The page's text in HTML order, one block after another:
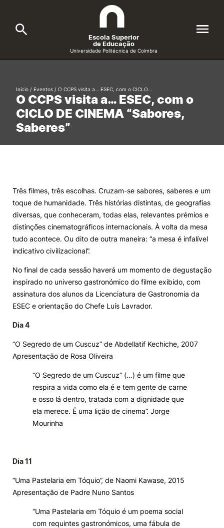
Cursos
Candidatos
Investigação e Projetos
Alunos
Knowledge Factory
Candidaturas
©2026 Instituto Politécnico de Coimbra. Todos os direitos reservados.
Escola Superior
de Educação
Universidade Politécnica de Coimbra
Search
Formative Offer General
O CCPS visita a… ESEC, com o
CICLO DE CINEMA “Sabores,
Saberes”
Início / Eventos / O CCPS visita a… ESEC, com o CICLO…
Três filmes, três escolhas. Cruzam-se sabores, saberes e um
toque de humanidade. Três histórias distintas, de geografias
diversas, que conheceram, todas elas, relevantes prémios e
distinções cinematográficos internacionais. À volta da mesa
tudo acontece. Ou dito de outra maneira: “a mesa é infalível
indicativo civilizacional”.
No final de cada sessão haverá um momento de degustação
inspirado no universo gastronómico do filme exibido, com
assinatura dos alunos da Licenciatura de Gastronomia da
ESEC e orientação do Chefe Luís Lavrador.
Dia 4
“O Segredo de um Cuscuz” de Abdellatif Kechiche, 2007
Apresentação de Rosa Oliveira
“O Segredo de um Cuscuz” (…) é um filme que
respira a vida como ela é e tem gente de carne
e osso lá dentro, tratada com a dignidade que
ela merece. É uma lição de cinema”. Jorge
Mourinha
Dia 11
“Uma Pastelaria em Tóquio”, de Naomi Kawase, 2015
Apresentação de Padre Nuno Santos
“Uma Pastelaria em Tóquio é um poema social
com requintes gastronómicos, uma fábula de